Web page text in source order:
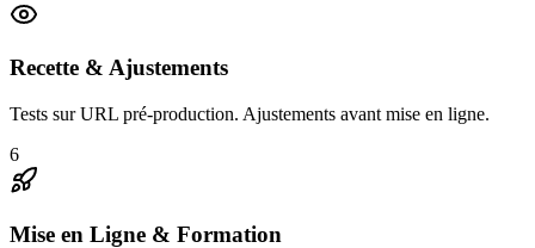
Recette & Ajustements
Tests sur URL pré-production. Ajustements avant mise en ligne.
6
Mise en Ligne & Formation